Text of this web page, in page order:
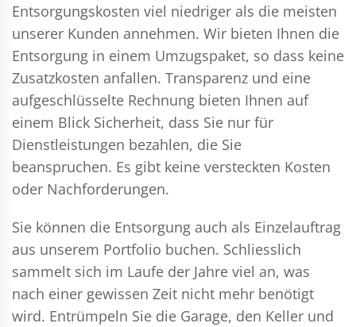
Entsorgungskosten viel niedriger als die meisten
unserer Kunden annehmen. Wir bieten Ihnen die
Entsorgung in einem Umzugspaket, so dass keine
Zusatzkosten anfallen. Transparenz und eine
aufgeschlüsselte Rechnung bieten Ihnen auf
einem Blick Sicherheit, dass Sie nur für
Dienstleistungen bezahlen, die Sie
beanspruchen. Es gibt keine versteckten Kosten
oder Nachforderungen.
Sie können die Entsorgung auch als Einzelauftrag
aus unserem Portfolio buchen. Schliesslich
sammelt sich im Laufe der Jahre viel an, was
nach einer gewissen Zeit nicht mehr benötigt
wird. Entrümpeln Sie die Garage, den Keller und